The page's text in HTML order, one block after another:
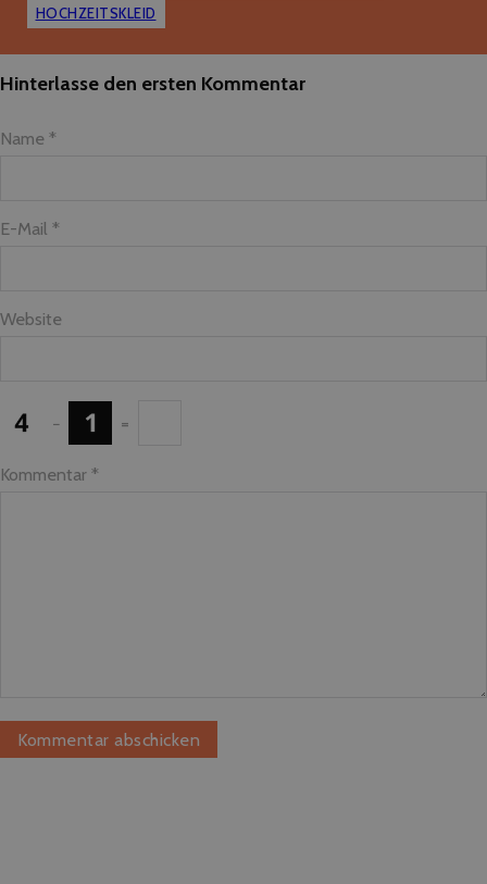
HOCHZEITSKLEID
Hinterlasse den ersten Kommentar
Name *
E-Mail *
Website
− =
Kommentar *